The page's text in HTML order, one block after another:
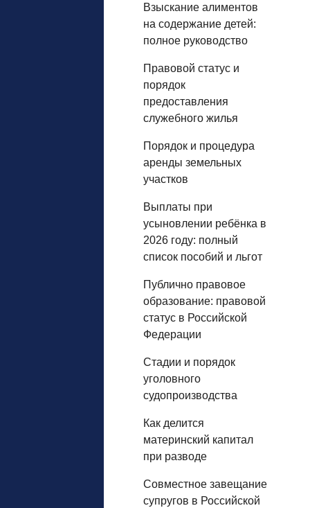
Взыскание алиментов
на содержание детей:
полное руководство
Правовой статус и
порядок
предоставления
служебного жилья
Порядок и процедура
аренды земельных
участков
Выплаты при
усыновлении ребёнка в
2026 году: полный
список пособий и льгот
Публично правовое
образование: правовой
статус в Российской
Федерации
Стадии и порядок
уголовного
судопроизводства
Как делится
материнский капитал
при разводе
Совместное завещание
супругов в Российской